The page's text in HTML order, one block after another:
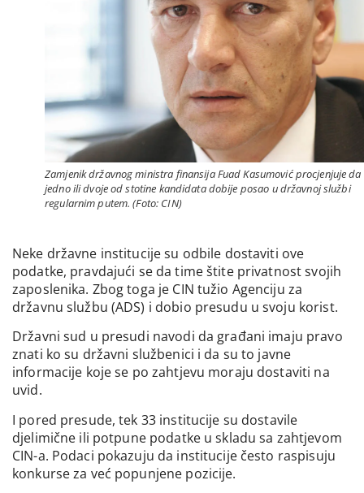
Zamjenik državnog ministra finansija Fuad Kasumović procjenjuje da
jedno ili dvoje od stotine kandidata dobije posao u državnoj službi
regularnim putem. (Foto: CIN)
Neke državne institucije su odbile dostaviti ove
podatke, pravdajući se da time štite privatnost svojih
zaposlenika. Zbog toga je CIN tužio Agenciju za
državnu službu (ADS) i dobio presudu u svoju korist.
Državni sud u presudi navodi da građani imaju pravo
znati ko su državni službenici i da su to javne
informacije koje se po zahtjevu moraju dostaviti na
uvid.
I pored presude, tek 33 institucije su dostavile
djelimične ili potpune podatke u skladu sa zahtjevom
CIN-a. Podaci pokazuju da institucije često raspisuju
konkurse za već popunjene pozicije.